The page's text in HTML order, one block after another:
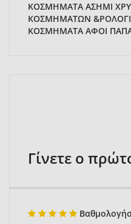
ΚΟΣΜΗΜΑΤΑ ΑΣΗΜΙ
ΚΟΣΜΗΜΑΤΩΝ
ΚΟΣΜΗΜΑΤΑ ΑΦΟΙ